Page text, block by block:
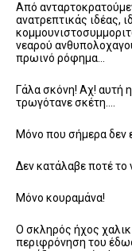
Από
ανατρεπτικάς ιδέας,
νεαρού
πρωινό ρόφημα…
Γάλα σκόνη! Αχ! αυτή
τρωγότανε σκέτη….
Μόνο που σήμερα δεν
Δεν κατάλαβε ποτέ το
Μόνο κουραμάνα!
Ο σκληρός ήχος
περιφρόνηση του